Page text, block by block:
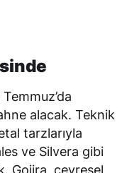
alacak. Teknik
tarzlarıyla
ve Silvera gibi
Gojira, çevresel